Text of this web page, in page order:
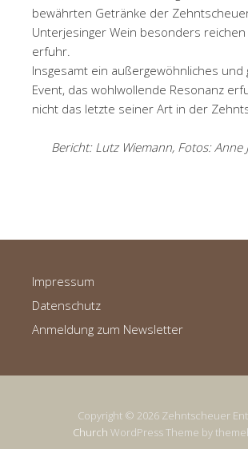
bewährten Getränke der
Unterjesinger Wein besonders
erfuhr.
Insgesamt ein außergewöhnliches und
Event, das wohlwollende Resonanz
nicht das letzte seiner Art in der
Bericht: Lutz Wiemann, Fotos: Anne
Impressum
Datenschutz
Anmeldung zum Newsletter
Copyright © 2026 Zehntscheuer
Church WordPress Theme by